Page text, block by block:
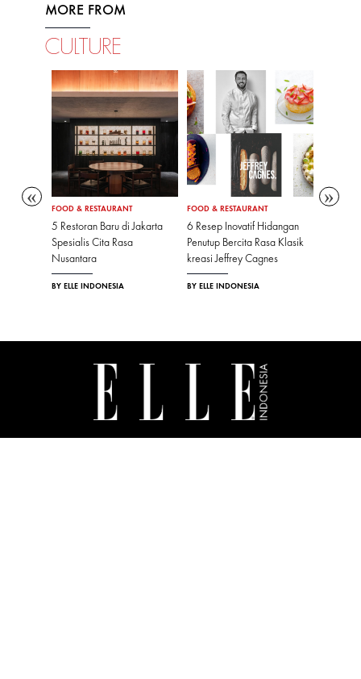
MORE FROM
CULTURE
FOOD & RESTAURANT
5 Restoran Baru di Jakarta
Spesialis Cita Rasa
Nusantara
BY ELLE INDONESIA
FOOD & RESTAURANT
6 Resep Inovatif Hidangan
Penutup Bercita Rasa Klasik
kreasi Jeffrey Cagnes
BY ELLE INDONESIA
FOOD &